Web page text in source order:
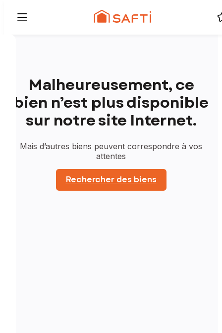
Malheureusement, ce
bien n’est plus disponible
sur notre site Internet.
Mais d’autres biens peuvent correspondre à vos
attentes
Rechercher des biens